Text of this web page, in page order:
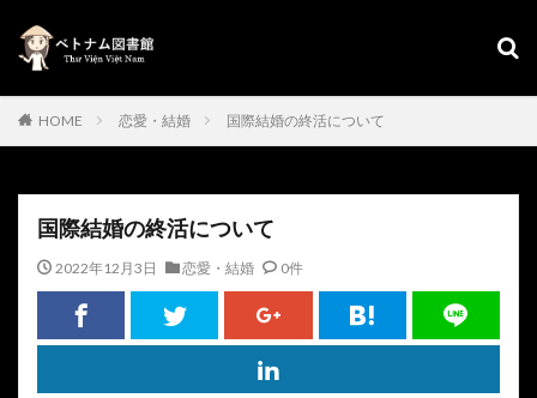
HOME 恋愛・結婚 国際結婚の終活について
国際結婚の終活について
2022年12月3日 恋愛・結婚 0件